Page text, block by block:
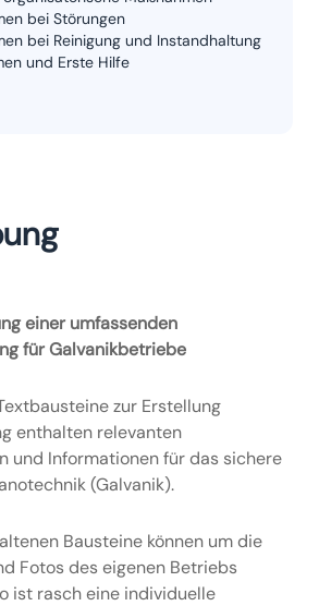
bei Störungen
bei Reinigung und Instandhaltung
und Erste Hilfe
einer umfassenden
für Galvanikbetriebe
zur Erstellung
enthalten relevanten
und Informationen für das sichere
(Galvanik).
Bausteine können um die
Fotos des eigenen Betriebs
ist rasch eine individuelle